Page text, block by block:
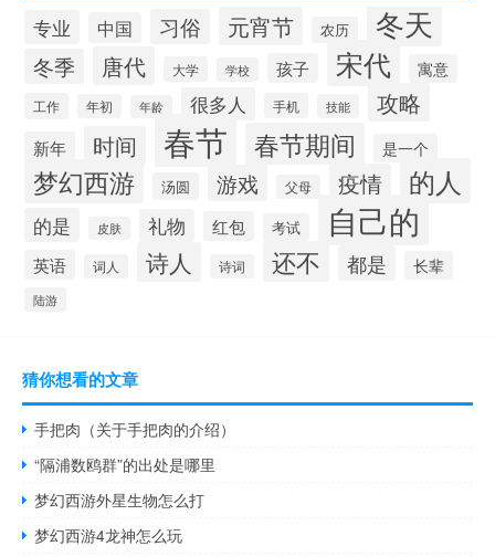
专业 中国 习俗 元宵节 农历 冬天
冬季 唐代 大学 学校 孩子 宋代 寓意
工作 年初 年龄 很多人 手机 技能 攻略
新年 时间 春节 春节期间 是一个
梦幻西游 汤圆 游戏 父母 疫情 的人
的是 皮肤 礼物 红包 考试 自己的
英语 词人 诗人 诗词 还不 都是 长辈
陆游
猜你想看的文章
手把肉（关于手把肉的介绍）
“隔浦数鸥群”的出处是哪里
梦幻西游外星生物怎么打
梦幻西游4龙神怎么玩